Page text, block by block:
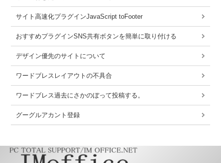
サイト高速化プラグインJavaScript toFooter
おすすめプラグインSNS共有ボタンを簡単に取り付ける
デザイン優先のサイトについて
ワードブレスレイアウトの不具合
ワードブレス過去にさかのぼって投稿する。
グーグルアカント登録